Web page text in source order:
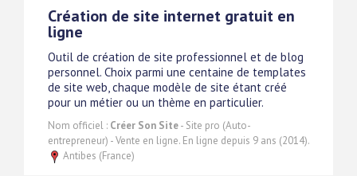
Création de site internet gratuit en
ligne
Outil de création de site professionnel et de blog
personnel. Choix parmi une centaine de templates
de site web, chaque modèle de site étant créé
pour un métier ou un thème en particulier.
Nom officiel : Créer Son Site- Site pro (Auto-
entrepreneur) - Vente en ligne. En ligne depuis 9 ans (2014).
Antibes (France)